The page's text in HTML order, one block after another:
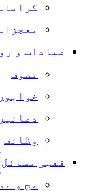
عبادات و
تصوف
وظائف
فقہی مسائل
حج و